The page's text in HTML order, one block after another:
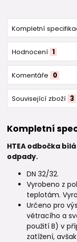
Kompletní
Hodnocení 1
Komentáře 0
Související zboží 3
Kompletní
HTEA odbočka
odpady.
DN 32/32.
Vyrobeno z
teplotám.
Určeno pro
větracího a
použití B) v
zatížení,